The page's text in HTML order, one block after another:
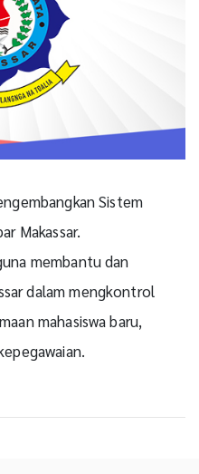
Sistem
Makassar.
membantu dan
dalam mengkontrol
mahasiswa baru,